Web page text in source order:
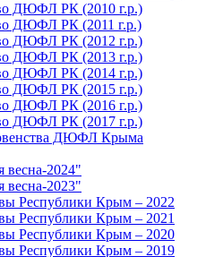
ДЮФЛ РК (2010 г.р.)
ДЮФЛ РК (2011 г.р.)
ДЮФЛ РК (2012 г.р.)
ДЮФЛ РК (2013 г.р.)
ДЮФЛ РК (2014 г.р.)
ДЮФЛ РК (2015 г.р.)
ДЮФЛ РК (2016 г.р.)
ДЮФЛ РК (2017 г.р.)
ДЮФЛ Крыма
весна-2024"
весна-2023"
Республики Крым – 2022
Республики Крым – 2021
Республики Крым – 2020
Республики Крым – 2019